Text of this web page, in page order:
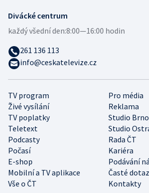
TV program
Pro média
Živé vysílání
Reklama
TV poplatky
Studio Brno
Teletext
Studio
Podcasty
Rada ČT
Počasí
Kariéra
E-shop
Podávání
Mobilní a TV aplikace
Časté
Vše o ČT
Kontakty
Divácké centrum
každý všední den:8:00—16:00 hodin
261 136 113
info@ceskatelevize.cz